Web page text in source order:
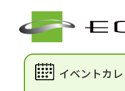
イベントカ